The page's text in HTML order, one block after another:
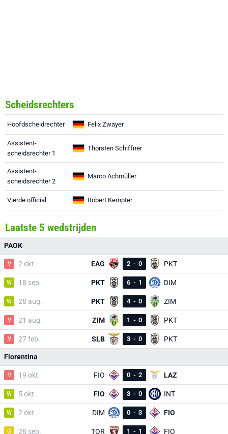
Scheidsrechters
Hoofdscheidrechter Felix Zwayer
Assistent-
scheidsrechter 1
Thorsten Schiffner
Assistent-
scheidsrechter 2
Marco Achmüller
Vierde official Robert Kempter
Laatste 5 wedstrijden
PAOK
V 2 okt. EAG 2 - 0 PKT
W 18 sep. PKT 6 - 1 DIM
W 28 aug. PKT 4 - 0 ZIM
V 21 aug. ZIM 1 - 0 PKT
V 27 feb. SLB 3 - 0 PKT
Fiorentina
V 19 okt. FIO 0 - 2 LAZ
W 5 okt. FIO 3 - 0 INT
W 2 okt. DIM 0 - 3 FIO
G 28 sep. TOR 1 - 1 FIO